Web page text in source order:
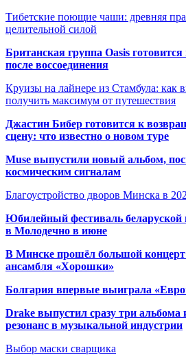
Тибетские поющие чаши: древняя
целительной силой
Британская группа Oasis
после воссоединения
Круизы на лайнере из Стамбула: как
получить максимум от путешествия
Джастин Бибер готовится к
сцену: что известно о новом туре
Muse выпустили новый альбом,
космическим сигналам
Благоустройство дворов Минска в
Юбилейный фестиваль беларуской
в Молодечно в июне
В Минске прошёл большой концерт
ансамбля «Хорошки»
Болгария впервые выиграла
Drake выпустил сразу три
резонанс в музыкальной индустрии
Выбор маски сварщика